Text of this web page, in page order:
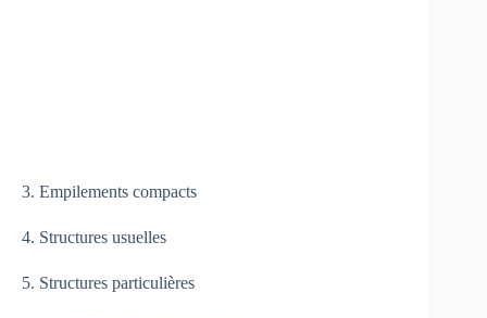
3. Empilements compacts
4. Structures usuelles
5. Structures particulières